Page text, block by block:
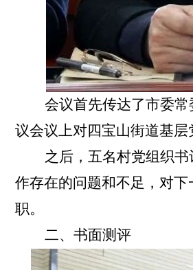
会议首先传达了市委
议会议上对四宝山街道基层
之后，五名村党组织
作存在的问题和不足，对
职。
二、书面测评